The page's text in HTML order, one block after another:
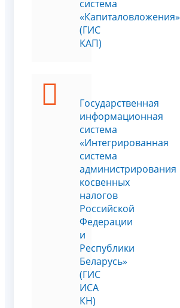
система
«Капиталовложения»
(ГИС
КАП)
Государственная
информационная
система
«Интегрированная
система
администрирования
косвенных
налогов
Российской
Федерации
и
Республики
Беларусь»
(ГИС
ИСА
КН)